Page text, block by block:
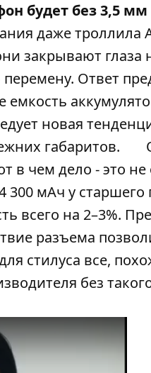
будет без 3,5
даже троллила
закрывают
Ответ
новая
габаритов.
в чем дело - это не
мАч у старшего
всего на 2–3%.
разъема
стилуса все,
без